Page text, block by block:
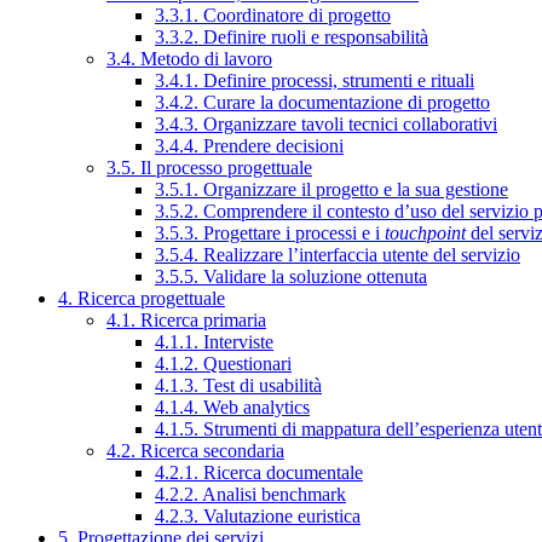
3.3.1. Coordinatore di progetto
3.3.2. Definire ruoli e responsabilità
3.4. Metodo di lavoro
3.4.1. Definire processi, strumenti e rituali
3.4.2. Curare la documentazione di progetto
3.4.3. Organizzare tavoli tecnici collaborativi
3.4.4. Prendere decisioni
3.5. Il processo progettuale
3.5.1. Organizzare il progetto e la sua gestione
3.5.2. Comprendere il contesto d’uso del servizio
3.5.3. Progettare i processi e i touchpointdel
3.5.4. Realizzare l’interfaccia utente del servizio
3.5.5. Validare la soluzione ottenuta
4. Ricerca progettuale
4.1. Ricerca primaria
4.1.1. Interviste
4.1.2. Questionari
4.1.3. Test di usabilità
4.1.4. Web analytics
4.1.5. Strumenti di mappatura dell’esperienza
4.2. Ricerca secondaria
4.2.1. Ricerca documentale
4.2.2. Analisi benchmark
4.2.3. Valutazione euristica
5. Progettazione dei servizi